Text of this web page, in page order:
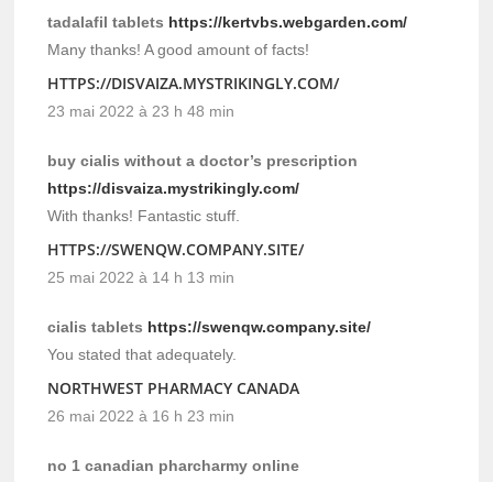
tadalafil tablets https://kertvbs.webgarden.com/
Many thanks! A good amount of facts!
HTTPS://DISVAIZA.MYSTRIKINGLY.COM/
23 mai 2022 à 23 h 48 min
buy cialis without a doctor’s prescription
https://disvaiza.mystrikingly.com/
With thanks! Fantastic stuff.
HTTPS://SWENQW.COMPANY.SITE/
25 mai 2022 à 14 h 13 min
cialis tablets https://swenqw.company.site/
You stated that adequately.
NORTHWEST PHARMACY CANADA
26 mai 2022 à 16 h 23 min
no 1 canadian pharcharmy online